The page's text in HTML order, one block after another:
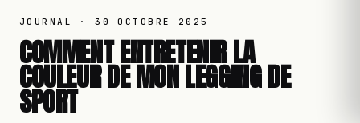
JOURNAL ·30 OCTOBRE 2025
COMMENT ENTRETENIR LA
COULEUR DE MON LEGGING DE
SPORT